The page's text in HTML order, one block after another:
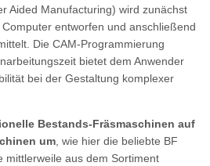
Aided Manufacturing) wird zunächst
entworfen und anschließend
Die CAM-Programmierung
bietet dem Anwender
bei der Gestaltung komplexer
Bestands-Fräsmaschinen auf
um , wie hier die beliebte BF
mittlerweile aus dem Sortiment